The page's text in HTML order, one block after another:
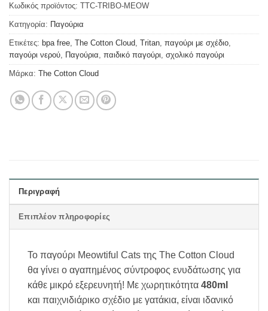
Κωδικός προϊόντος: TTC-TRIBO-MEOW
Κατηγορία: Παγούρια
Ετικέτες: bpa free The Cotton Cloud Tritan παγούρι με σχέδιο
παγούρι νερού
Παγούρια παιδικό παγούρι σχολικό παγούρι
Μάρκα: The Cotton Cloud
Περιγραφή
Επιπλέον πληροφορίες
Το παγούρι Meowtiful Cats της The Cotton Cloud
θα γίνει ο αγαπημένος σύντροφος ενυδάτωσης για
κάθε μικρό εξερευνητή! Με χωρητικότητα 480ml
και παιχνιδιάρικο σχέδιο με γατάκια, είναι ιδανικό